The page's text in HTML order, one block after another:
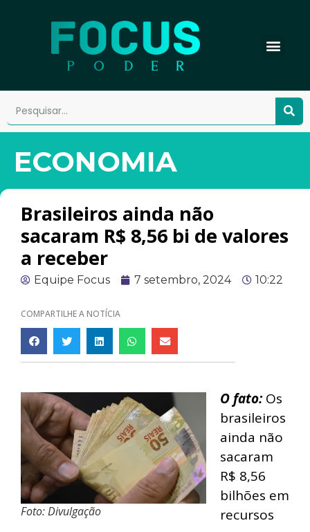
ECONOMIA
Brasileiros ainda não
sacaram R$ 8,56 bi de valores
a receber
Equipe Focus 7 setembro, 2024 10:22
COMPARTILHE A NOTÍCIA
Foto: Divulgação
O fato:Os
brasileiros
ainda não
sacaram
R$ 8,56
bilhões em
recursos